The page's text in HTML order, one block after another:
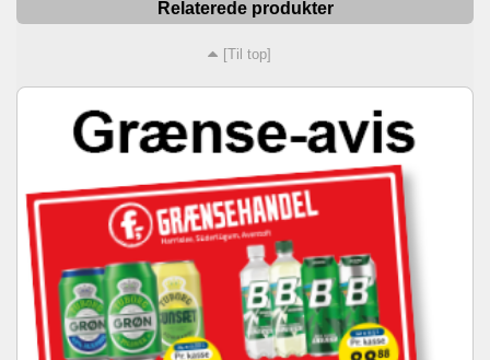
Relaterede produkter
[Til top]